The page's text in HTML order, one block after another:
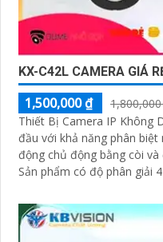
KX-C42L CAMERA GIÁ
1,500,000 ₫
Thiết Bị Camera IP Không
đầu với khả năng phân
động chủ động bằng còi
Sản phẩm có độ phân giải 4